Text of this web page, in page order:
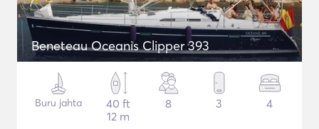
Beneteau Oceanis Clipper 393
Buru jahta
40 ft
12 m
8 3 4